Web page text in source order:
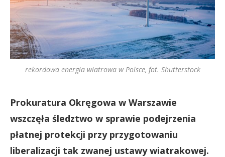
rekordowa energia wiatrowa w Polsce, fot. Shutterstock
Prokuratura Okręgowa w Warszawie
wszczęła śledztwo w sprawie podejrzenia
płatnej protekcji przy przygotowaniu
liberalizacji tak zwanej ustawy wiatrakowej.